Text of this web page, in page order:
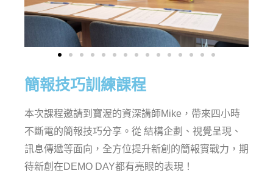
簡報技巧訓練課程
本次課程邀請到寶渥的資深講師Mike，帶來四小時
不斷電的簡報技巧分享。從 結構企劃、視覺呈現、
訊息傳遞等面向，全方位提升新創的簡報實戰力，期
待新創在DEMO DAY都有亮眼的表現！